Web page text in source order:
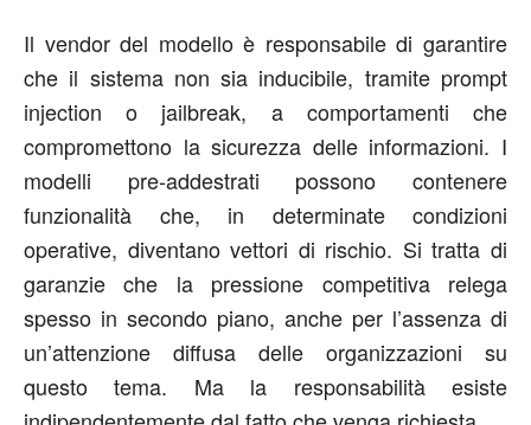
Il vendordel modello è responsabile di garantire
che il sistema non sia inducibile, tramite prompt
injection o jailbreak, a comportamenti che
compromettono la sicurezza delle informazioni. I
modelli pre-addestrati possono contenere
funzionalità che, in determinate condizioni
operative, diventano vettori di rischio. Si tratta di
garanzie che la pressione competitiva relega
spesso in secondo piano, anche per l’assenza di
un’attenzione diffusa delle organizzazioni su
questo tema. Ma la responsabilità esiste